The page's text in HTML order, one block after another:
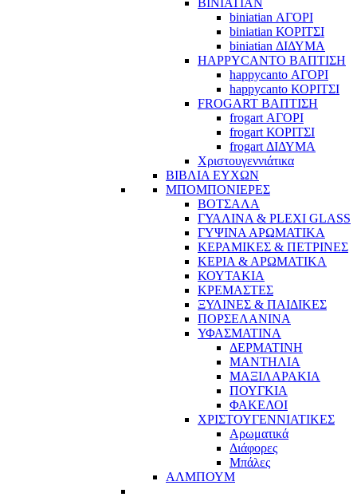
biniatian ΑΓΟΡΙ
biniatian ΚΟΡΙΤΣΙ
biniatian ΔΙΔΥΜΑ
HAPPYCANTO ΒΑΠΤΙΣΗ
happycanto ΑΓΟΡΙ
happycanto ΚΟΡΙΤΣΙ
FROGART ΒΑΠΤΙΣΗ
frogart ΑΓΟΡΙ
frogart ΚΟΡΙΤΣΙ
frogart ΔΙΔΥΜΑ
Χριστουγεννιάτικα
ΒΙΒΛΙΑ ΕΥΧΩΝ
ΜΠΟΜΠΟΝΙΕΡΕΣ
ΒΟΤΣΑΛΑ
ΓΥΑΛΙΝΑ & PLEXI GLASS
ΓΥΨΙΝΑ ΑΡΩΜΑΤΙΚΑ
ΚΕΡΑΜΙΚΕΣ & ΠΕΤΡΙΝΕΣ
ΚΕΡΙΑ & ΑΡΩΜΑΤΙΚΑ
ΚΟΥΤΑΚΙΑ
ΚΡΕΜΑΣΤΕΣ
ΞΥΛΙΝΕΣ & ΠΑΙΔΙΚΕΣ
ΠΟΡΣΕΛΑΝΙΝΑ
ΥΦΑΣΜΑΤΙΝA
ΔΕΡΜΑΤΙΝΗ
ΜΑΝΤΗΛΙΑ
ΜΑΞΙΛΑΡΑΚΙΑ
ΠΟΥΓΚΙΑ
ΦΑΚΕΛΟΙ
ΧΡΙΣΤΟΥΓΕΝΝΙΑΤΙΚΕΣ
Αρωματικά
Διάφορες
Μπάλες
ΑΛΜΠΟΥΜ